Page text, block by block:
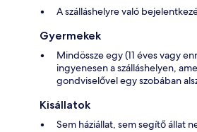
A szálláshelyre való
Gyermekek
Mindössze egy (11 éves vagy
ingyenesen a szálláshelyen,
gondviselővel egy szobában
Kisállatok
Sem háziállat, sem segítő állat